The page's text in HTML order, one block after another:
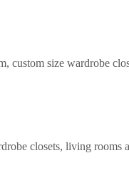
custom size wardrobe
closets, living rooms